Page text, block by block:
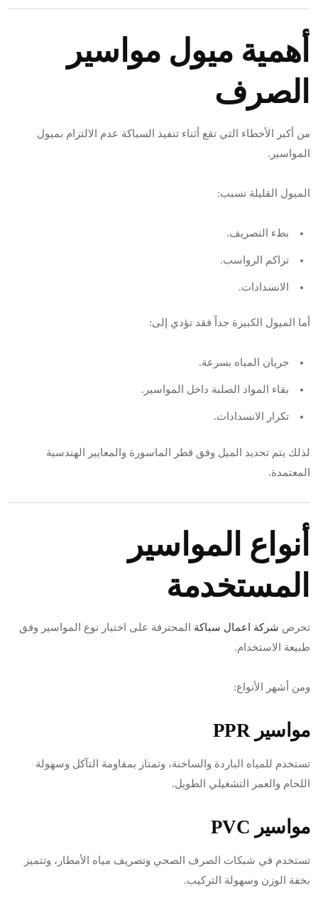
أهمية ميول مواسير
الصرف
من أكبر الأخطاء التي تقع أثناء تنفيذ السباكة عدم الالتزام بميول
المواسير.
الميول القليلة تسبب:
بطء التصريف.
تراكم الرواسب.
الانسدادات.
أما الميول الكبيرة جداً فقد تؤدي إلى:
جريان المياه بسرعة.
بقاء المواد الصلبة داخل المواسير.
تكرار الانسدادات.
لذلك يتم تحديد الميل وفق قطر الماسورة والمعايير الهندسية
المعتمدة.
أنواع المواسير
المستخدمة
تحرص شركة اعمال سباكة المحترفة على اختيار نوع المواسير وفق
طبيعة الاستخدام.
ومن أشهر الأنواع:
مواسير PPR
تستخدم للمياه الباردة والساخنة، وتمتاز بمقاومة التآكل وسهولة
اللحام والعمر التشغيلي الطويل.
مواسير PVC
تستخدم في شبكات الصرف الصحي وتصريف مياه الأمطار، وتتميز
بخفة الوزن وسهولة التركيب.